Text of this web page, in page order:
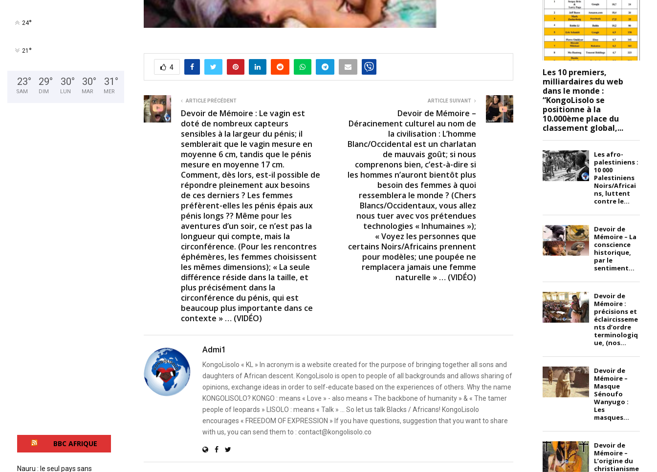
4
ARTICLE PRÉCÉDENT
Devoir de Mémoire : Le vagin est
doté de nombreux capteurs
sensibles à la largeur du pénis; il
semblerait que le vagin mesure en
moyenne 6 cm, tandis que le pénis
mesure en moyenne 17 cm.
Comment, dès lors, est-il possible de
répondre pleinement aux besoins
de ces derniers ? Les femmes
préfèrent-elles les pénis épais aux
pénis longs ?? Même pour les
aventures d’un soir, ce n’est pas la
longueur qui compte, mais la
circonférence. (Pour les rencontres
éphémères, les femmes choisissent
les mêmes dimensions); « La seule
différence réside dans la taille, et
plus précisément dans la
circonférence du pénis, qui est
beaucoup plus importante dans ce
contexte » … (VIDÉO)
ARTICLE SUIVANT
Devoir de Mémoire –
Déracinement culturel au nom de
la civilisation : L’homme
Blanc/Occidental est un charlatan
de mauvais goût; si nous
comprenons bien, c’est-à-dire si
les hommes n’auront bientôt plus
besoin des femmes à quoi
ressemblera le monde ? (Chers
Blancs/Occidentaux, vous allez
nous tuer avec vos prétendues
technologies « Inhumaines »);
« Voyez les personnes que
certains Noirs/Africains prennent
pour modèles; une poupée ne
remplacera jamais une femme
naturelle » … (VIDÉO)
Admi1
KongoLisolo « KL » In acronym is a website created for the purpose of bringing together all sons and
daughters of African descent. KongoLisolo is open to people of all backgrounds and allows sharing of
opinions, exchange ideas in order to self-educate based on the experiences of others. Why the name
KONGOLISOLO? KONGO : means « Love » - also means « The backbone of humanity » & « The tamer
people of leopards » LISOLO : means « Talk » ... So let us talk Blacks / Africans! KongoLisolo
encourages « FREEDOM OF EXPRESSION » If you have questions, suggestion that you want to share
with us, you can send them to : contact@kongolisolo.co
24°
21 °
23°
SAM
29°
DIM
30°
LUN
30°
MAR
31 °
MER
BBC AFRIQUE
Nauru : le seul pays sans
Les 10 premiers,
milliardaires du web
dans le monde :
“KongoLisolo se
positionne à la
10.000ème place du
classement global,...
Les afro-
palestiniens :
10 000
Palestiniens
Noirs/Africai
ns, luttent
contre le...
Devoir de
Mémoire – La
conscience
historique,
par le
sentiment...
Devoir de
Mémoire :
précisions et
éclaircisseme
nts d’ordre
terminologiq
ue, (nos...
Devoir de
Mémoire –
Masque
Sénoufo
Wanyugo :
Les
masques...
Devoir de
Mémoire –
L’origine du
christianisme